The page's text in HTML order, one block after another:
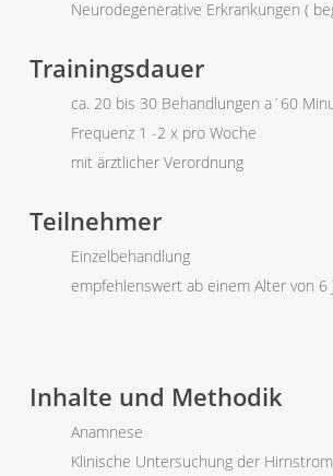
Neurodegenerative Erkrankungen (
Trainingsdauer
ca. 20 bis 30 Behandlungen a´60
Frequenz 1 -2 x pro Woche
mit ärztlicher Verordnung
Teilnehmer
Einzelbehandlung
empfehlenswert ab einem Alter von 6
Inhalte und Methodik
Anamnese
Klinische Untersuchung der